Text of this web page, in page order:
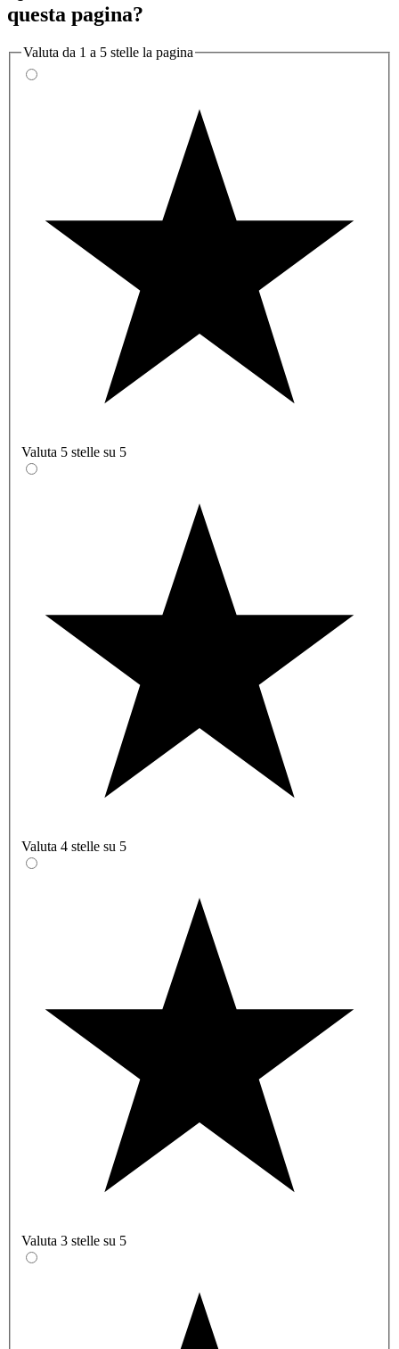
questa pagina?
Valuta da 1 a 5 stelle la pagina
Valuta 5 stelle su 5
Valuta 4 stelle su 5
Valuta 3 stelle su 5